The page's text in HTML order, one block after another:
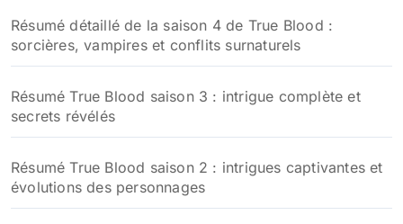
Résumé détaillé de la saison 4 de True Blood :
sorcières, vampires et conflits surnaturels
Résumé True Blood saison 3 : intrigue complète et
secrets révélés
Résumé True Blood saison 2 : intrigues captivantes et
évolutions des personnages